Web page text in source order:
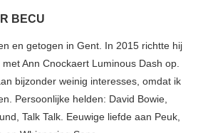
BECU
en getogen in Gent. In 2015 richtte hij
met Ann Cnockaert Luminous Dash op.
bijzonder weinig interesses, omdat ik
Persoonlijke helden: David Bowie,
Talk Talk. Eeuwige liefde aan Peuk,